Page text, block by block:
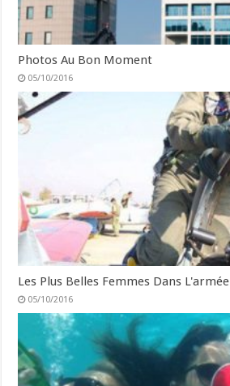
Photos Au Bon Moment
05/10/2016
Les Plus Belles Femmes Dans L'armée
05/10/2016